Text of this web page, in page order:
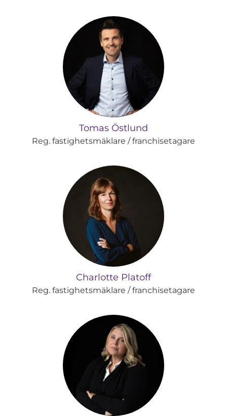
Tomas Östlund
Reg. fastighetsmäklare / franchisetagare
Charlotte Platoff
Reg. fastighetsmäklare / franchisetagare